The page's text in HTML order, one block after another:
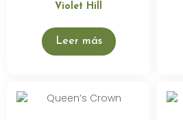
Violet Hill
Leer más